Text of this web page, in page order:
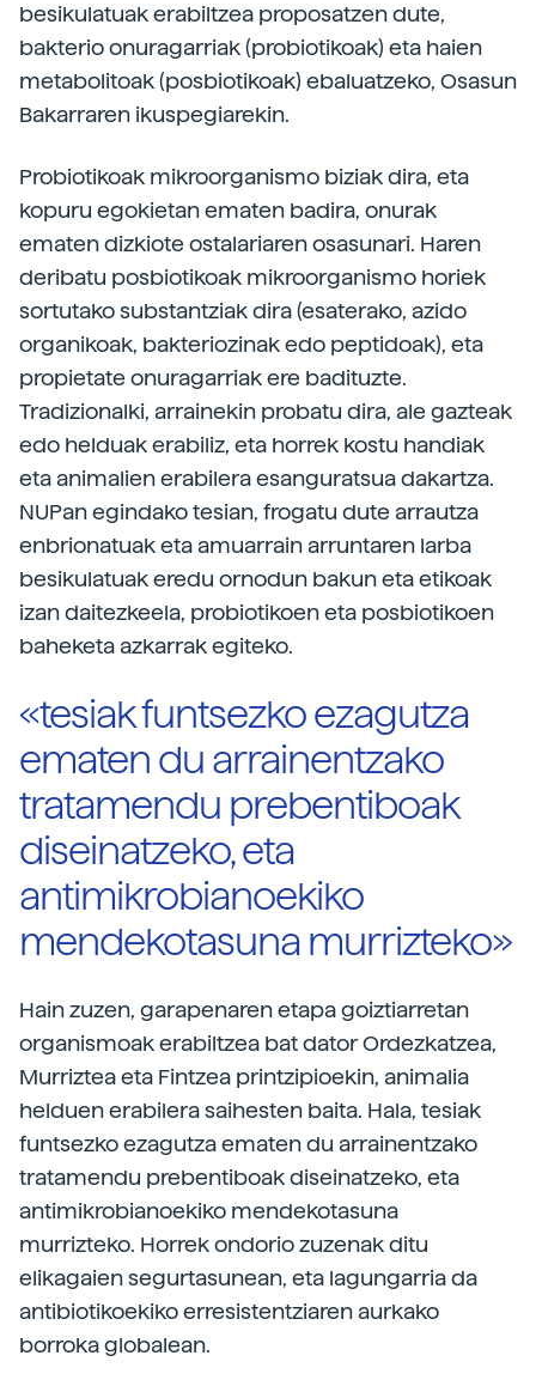
besikulatuak erabiltzea proposatzen dute,
bakterio onuragarriak (probiotikoak) eta haien
metabolitoak (posbiotikoak) ebaluatzeko, Osasun
Bakarraren ikuspegiarekin.
Probiotikoak mikroorganismo biziak dira, eta
kopuru egokietan ematen badira, onurak
ematen dizkiote ostalariaren osasunari. Haren
deribatu posbiotikoak mikroorganismo horiek
sortutako substantziak dira (esaterako, azido
organikoak, bakteriozinak edo peptidoak), eta
propietate onuragarriak ere badituzte.
Tradizionalki, arrainekin probatu dira, ale gazteak
edo helduak erabiliz, eta horrek kostu handiak
eta animalien erabilera esanguratsua dakartza.
NUPan egindako tesian, frogatu dute arrautza
enbrionatuak eta amuarrain arruntaren larba
besikulatuak eredu ornodun bakun eta etikoak
izan daitezkeela, probiotikoen eta posbiotikoen
baheketa azkarrak egiteko.
«tesiak funtsezko ezagutza
ematen du arrainentzako
tratamendu prebentiboak
diseinatzeko, eta
antimikrobianoekiko
mendekotasuna murrizteko»
Hain zuzen, garapenaren etapa goiztiarretan
organismoak erabiltzea bat dator Ordezkatzea,
Murriztea eta Fintzea printzipioekin, animalia
helduen erabilera saihesten baita. Hala, tesiak
funtsezko ezagutza ematen du arrainentzako
tratamendu prebentiboak diseinatzeko, eta
antimikrobianoekiko mendekotasuna
murrizteko. Horrek ondorio zuzenak ditu
elikagaien segurtasunean, eta lagungarria da
antibiotikoekiko erresistentziaren aurkako
borroka globalean.